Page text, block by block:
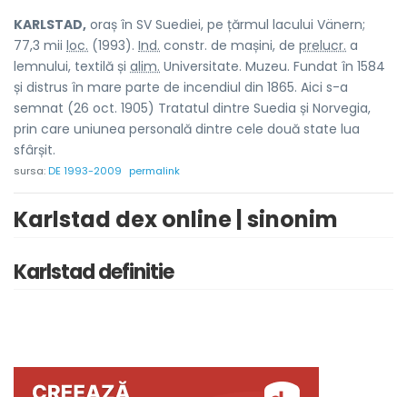
KARLSTAD, oraș în SV Suediei, pe țărmul lacului Vänern;
77,3 mii loc. (1993). Ind. constr. de mașini, de prelucr. a
lemnului, textilă și alim. Universitate. Muzeu. Fundat în 1584
și distrus în mare parte de incendiul din 1865. Aici s-a
semnat (26 oct. 1905) Tratatul dintre Suedia și Norvegia,
prin care uniunea personală dintre cele două state lua
sfârșit.
sursa:DE 1993-2009 permalink
Karlstad dex online | sinonim
Karlstad definitie